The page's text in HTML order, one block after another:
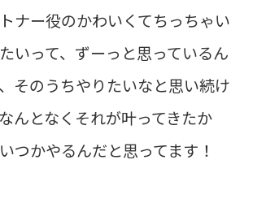
ナー役のかわいくてちっちゃい
いって、ずーっと思っているん
そのうちやりたいなと思い続け
んとなくそれが叶ってきたか
つかやるんだと思ってます！